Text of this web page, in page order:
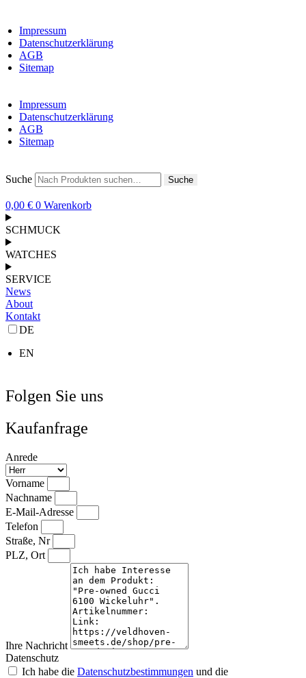
Impressum
Datenschutzerklärung
AGB
Sitemap
Impressum
Datenschutzerklärung
AGB
Sitemap
Suche Suche
0,00 € 0 Warenkorb
SCHMUCK
WATCHES
SERVICE
News
About
Kontakt
DE
EN
Folgen Sie uns
Kaufanfrage
Anrede
Vorname
Nachname
E-Mail-Adresse
Telefon
Straße, Nr
PLZ, Ort
Ihre Nachricht
Datenschutz
Ich habe die Datenschutzbestimmungen und die